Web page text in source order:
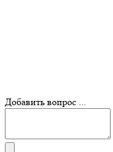
Добавить вопрос ...